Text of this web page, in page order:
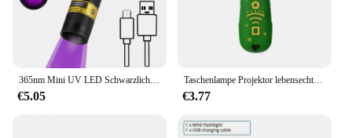
365nm Mini UV LED Schwarzlicht Taschenlampe USB wiederauf ladbare Nagel lampe Haustier Fleck Leckage Marker Erz Geld Skorpion Erkennungs lichter
€5.05
Taschenlampe Projektor lebensechte 24 Arten von Design Bildung Santa Claus Baum Spielzeug Geschenke
€3.77